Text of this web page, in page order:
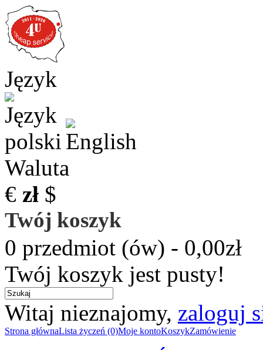
Język
Waluta
€ zł $
Twój koszyk
0 przedmiot (ów) - 0,00zł
Twój koszyk jest pusty!
Witaj nieznajomy, zaloguj
Strona głównaLista życzeń (0)Moje kontoKoszykZamówienie